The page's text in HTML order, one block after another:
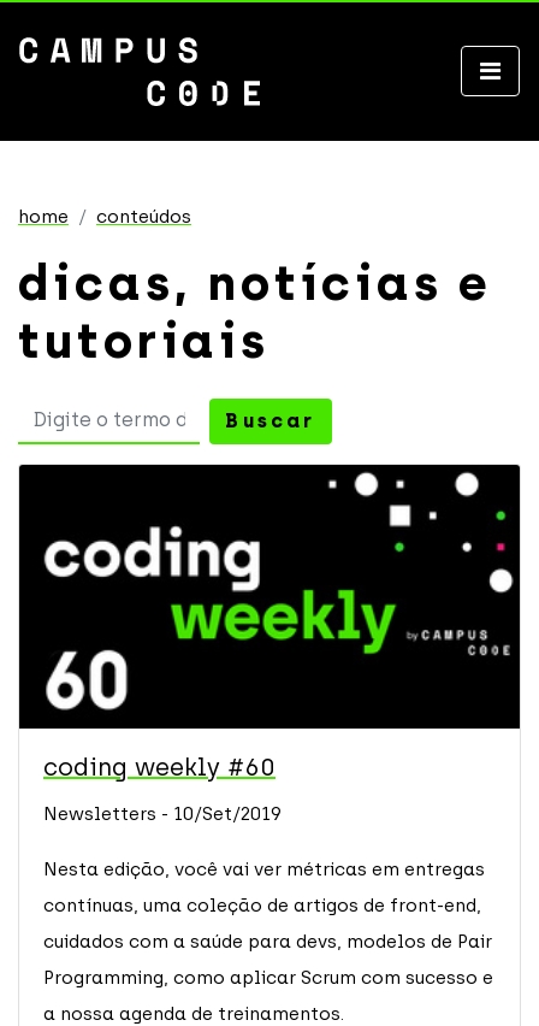
home conteúdos
dicas, notícias e
tutoriais
Buscar
coding weekly #60
Newsletters - 10/Set/2019
Nesta edição, você vai ver métricas em entregas
contínuas, uma coleção de artigos de front-end,
cuidados com a saúde para devs, modelos de Pair
Programming, como aplicar Scrum com sucesso e
a nossa agenda de treinamentos.